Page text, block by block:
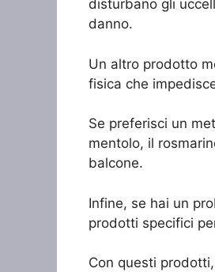
disturbano gli
danno.
Un altro prodotto
fisica che
Se preferisci un
mentolo, il
balcone.
Infine, se hai un
prodotti specifici
Con questi